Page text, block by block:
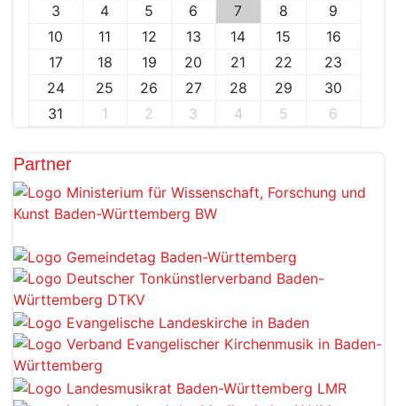
3
4 5 6 7 8
9
10
11 12 13 14 15
16
17
18 19 20 21 22
23
24
25 26 27 28 29
30
31
1 2 3 4 5 6
Partner